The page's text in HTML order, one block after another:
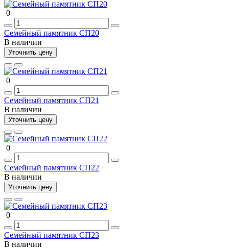
0
Семейный памятник СП20
В наличии
Уточнить цену
0
Семейный памятник СП21
В наличии
Уточнить цену
0
Семейный памятник СП22
В наличии
Уточнить цену
0
Семейный памятник СП23
В наличии